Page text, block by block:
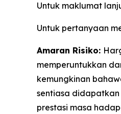
Untuk maklumat
Untuk pertanyaan
Amaran Risiko:
memperuntukkan
kemungkinan
sentiasa
prestasi masa